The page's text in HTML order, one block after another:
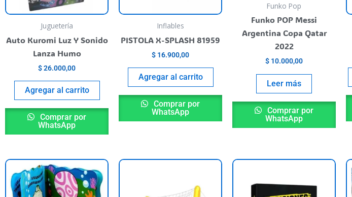
Juguetería
Auto Kuromi Luz Y Sonido
Lanza Humo
$26.000,00
Agregar al carrito
Comprar por
WhatsApp
Inflables
PISTOLA X-SPLASH 81959
$ 16.900,00
Agregar al carrito
Comprar por
WhatsApp
Funko Pop
Funko POP Messi
Argentina Copa Qatar
2022
$ 10.000,00
Leer más
Comprar por
WhatsApp